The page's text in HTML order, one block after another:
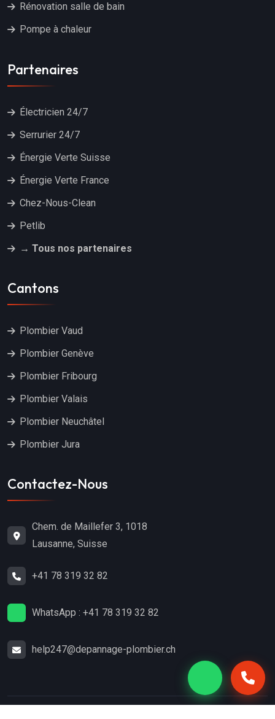
Rénovation salle de bain
Pompe à chaleur
Partenaires
Électricien 24/7
Serrurier 24/7
Énergie Verte Suisse
Énergie Verte France
Chez-Nous-Clean
Petlib
→ Tous nos partenaires
Cantons
Plombier Vaud
Plombier Genève
Plombier Fribourg
Plombier Valais
Plombier Neuchâtel
Plombier Jura
Contactez-Nous
Chem. de Maillefer 3, 1018
Lausanne, Suisse
+41 78 319 32 82
WhatsApp : +41 78 319 32 82
help247@depannage-plombier.ch